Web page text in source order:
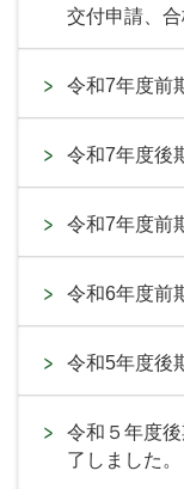
交付申請、
令和7年度前
令和7年度後
令和7年度前
令和6年度前
令和5年度後
令和５年度
了しました。